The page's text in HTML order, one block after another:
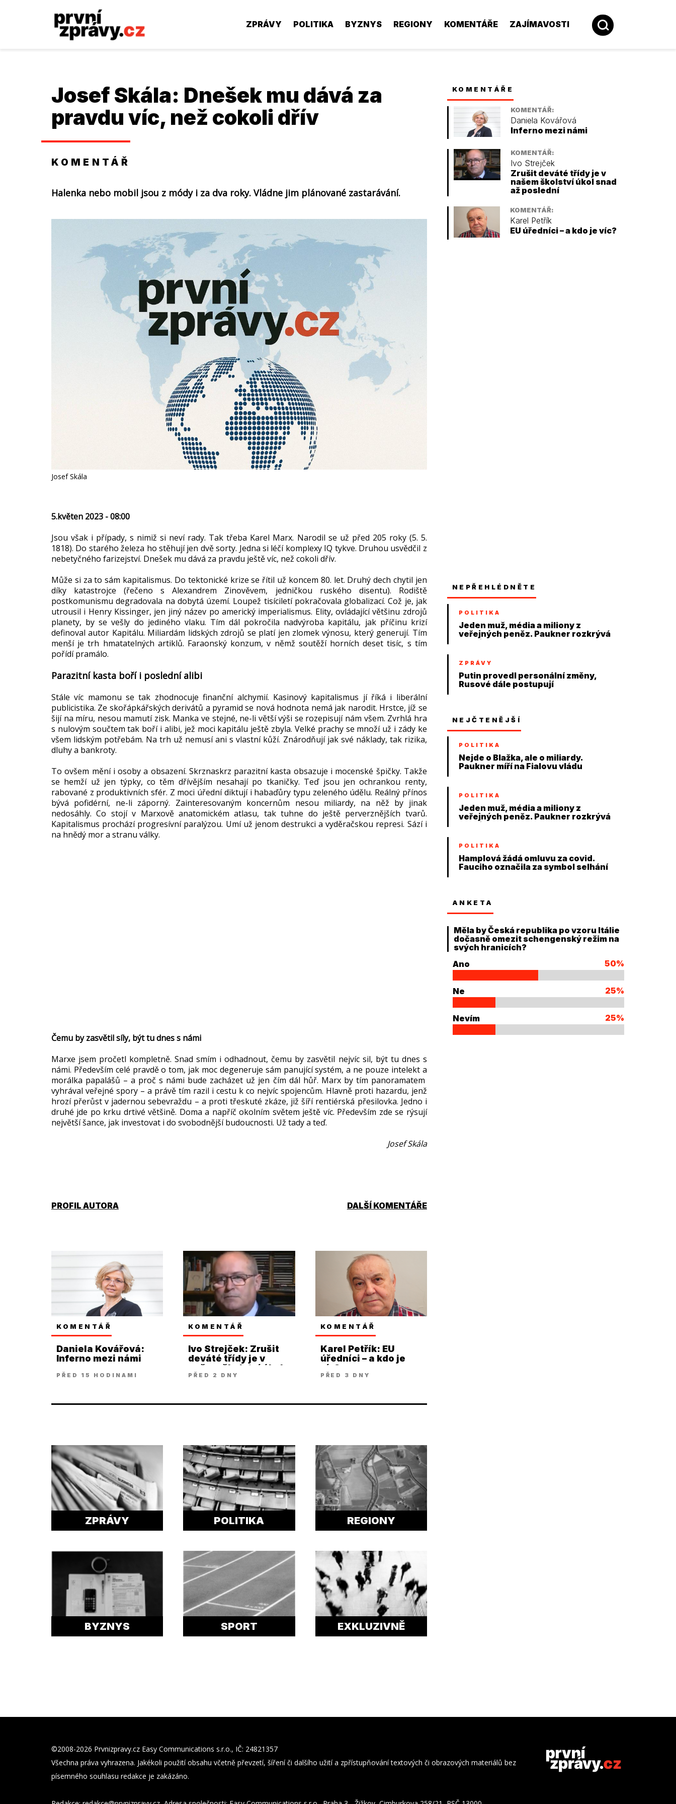
ZPRÁVY POLITIKA BYZNYS REGIONY KOMENTÁŘE ZAJÍMAVOSTI
Josef Skála: Dnešek mu dává za
pravdu víc, než cokoli dřív
KOMENTÁŘ
Halenka nebo mobil jsou z módy i za dva roky. Vládne jim plánované zastarávání.
Josef Skála
5.květen 2023 - 08:00
Jsou však i případy, s nimiž si neví rady. Tak třeba Karel Marx. Narodil se už před 205 roky (5. 5.
1818). Do starého železa ho stěhují jen dvě sorty. Jedna si léčí komplexy IQ tykve. Druhou usvědčil z
nebetyčného farizejství. Dnešek mu dává za pravdu ještě víc, než cokoli dřív.
Může si za to sám kapitalismus. Do tektonické krize se řítil už koncem 80. let. Druhý dech chytil jen
díky katastrojce (řečeno s Alexandrem Zinověvem, jedničkou ruského disentu). Rodiště
postkomunismu degradovala na dobytá území. Loupež tisíciletí pokračovala globalizací. Což je, jak
utrousil i Henry Kissinger, jen jiný název po americký imperialismus. Elity, ovládající většinu zdrojů
planety, by se vešly do jediného vlaku. Tím dál pokročila nadvýroba kapitálu, jak příčinu krizí
definoval autor Kapitálu. Miliardám lidských zdrojů se platí jen zlomek výnosu, který generují. Tím
menší je trh hmatatelných artiklů. Faraonský konzum, v němž soutěží horních deset tisíc, s tím
pořídí pramálo.
Parazitní kasta boří i poslední alibi
Stále víc mamonu se tak zhodnocuje finanční alchymií. Kasinový kapitalismus jí říká i liberální
publicistika. Ze skořápkářských derivátů a pyramid se nová hodnota nemá jak narodit. Hrstce, jíž se
šijí na míru, nesou mamutí zisk. Manka ve stejné, ne-li větší výši se rozepisují nám všem. Zvrhlá hra
s nulovým součtem tak boří i alibi, jež moci kapitálu ještě zbyla. Velké prachy se množí už i zády ke
všem lidským potřebám. Na trh už nemusí ani s vlastní kůží. Znárodňují jak své náklady, tak rizika,
dluhy a bankroty.
To ovšem mění i osoby a obsazení. Skrznaskrz parazitní kasta obsazuje i mocenské špičky. Takže
se hemží už jen týpky, co těm dřívějším nesahají po tkaničky. Teď jsou jen ochrankou renty,
rabované z produktivních sfér. Z moci úřední diktují i habaďůry typu zeleného údělu. Reálný přínos
bývá pofidérní, ne-li záporný. Zainteresovaným koncernům nesou miliardy, na něž by jinak
nedosáhly. Co stojí v Marxově anatomickém atlasu, tak tuhne do ještě perverznějších tvarů.
Kapitalismus prochází progresívní paralýzou. Umí už jenom destrukci a vyděračskou represi. Sází i
na hnědý mor a stranu války.
Čemu by zasvětil síly, být tu dnes s námi
Marxe jsem pročetl kompletně. Snad smím i odhadnout, čemu by zasvětil nejvíc sil, být tu dnes s
námi. Především celé pravdě o tom, jak moc degeneruje sám panující systém, a ne pouze intelekt a
morálka papalášů – a proč s námi bude zacházet už jen čím dál hůř. Marx by tím panoramatem
vyhrával veřejné spory – a právě tím razil i cestu k co nejvíc spojencům. Hlavně proti hazardu, jenž
hrozí přerůst v jadernou sebevraždu – a proti třeskuté zkáze, již šíří rentiérská přesilovka. Jedno i
druhé jde po krku drtivé většině. Doma a napříč okolním světem ještě víc. Především zde se rýsují
největší šance, jak investovat i do svobodnější budoucnosti. Už tady a teď.
Josef Skála
PROFIL AUTORA DALŠÍ KOMENTÁŘE
KOMENTÁŘ
Daniela Kovářová:
Inferno mezi námi
PŘED 15 HODINAMI
KOMENTÁŘ
Ivo Strejček: Zrušit
deváté třídy je v
našem školství úkol
snad až poslední
PŘED 2 DNY
KOMENTÁŘ
Karel Petřík: EU
úředníci – a kdo je
víc?
PŘED 3 DNY
ZPRÁVY POLITIKA REGIONY
BYZNYS SPORT EXKLUZIVNĚ
KOMENTÁŘE
KOMENTÁŘ:
Daniela Kovářová
Inferno mezi námi
KOMENTÁŘ:
Ivo Strejček
Zrušit deváté třídy je v
našem školství úkol snad
až poslední
KOMENTÁŘ:
Karel Petřík
EU úředníci – a kdo je víc?
NEPŘEHLÉDNĚTE
POLITIKA
Jeden muž, média a miliony z
veřejných peněz. Paukner rozkrývá
systém
ZPRÁVY
Putin provedl personální změny,
Rusové dále postupují
NEJČTENĚJŠÍ
POLITIKA
Nejde o Blažka, ale o miliardy.
Paukner míří na Fialovu vládu
POLITIKA
Jeden muž, média a miliony z
veřejných peněz. Paukner rozkrývá
systém
POLITIKA
Hamplová žádá omluvu za covid.
Fauciho označila za symbol selhání
ANKETA
Měla by Česká republika po vzoru Itálie
dočasně omezit schengenský režim na
svých hranicích?
Ano
50%
Ne 25%
Nevím 25%
©2008-2026 Prvnizpravy.cz Easy Communications s.r.o., IČ: 24821357
Všechna práva vyhrazena. Jakékoli použití obsahu včetně převzetí, šíření či dalšího užití a zpřístupňování textových či obrazových materiálů bez
písemného souhlasu redakce je zakázáno.